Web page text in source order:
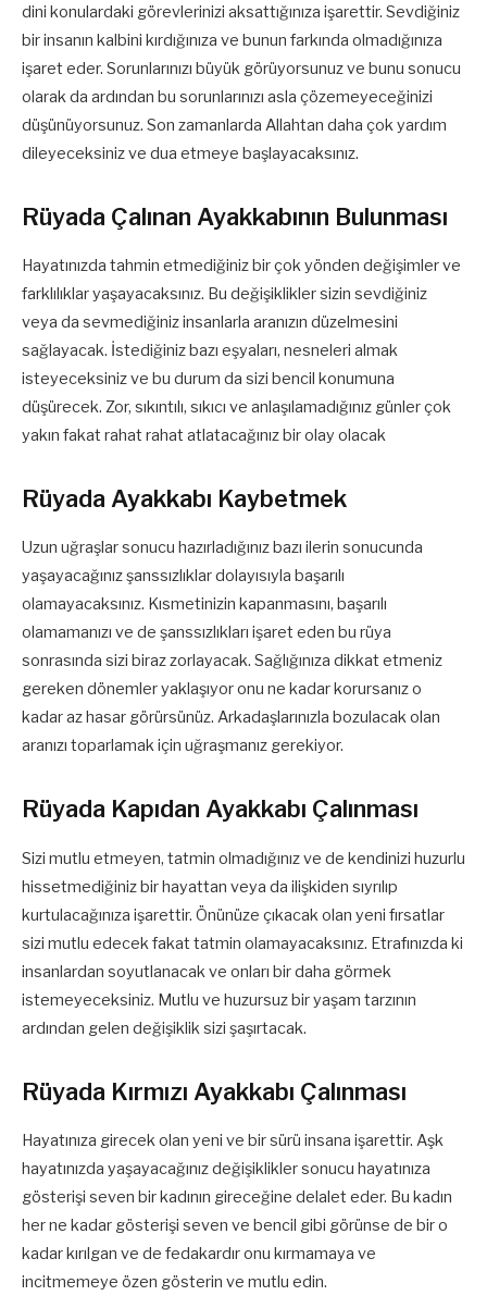
dini konulardaki görevlerinizi aksattığınıza işarettir. Sevdiğiniz
bir insanın kalbini kırdığınıza ve bunun farkında olmadığınıza
işaret eder. Sorunlarınızı büyük görüyorsunuz ve bunu sonucu
olarak da ardından bu sorunlarınızı asla çözemeyeceğinizi
düşünüyorsunuz. Son zamanlarda Allahtan daha çok yardım
dileyeceksiniz ve dua etmeye başlayacaksınız.
Rüyada Çalınan Ayakkabının Bulunması
Hayatınızda tahmin etmediğiniz bir çok yönden değişimler ve
farklılıklar yaşayacaksınız. Bu değişiklikler sizin sevdiğiniz
veya da sevmediğiniz insanlarla aranızın düzelmesini
sağlayacak. İstediğiniz bazı eşyaları, nesneleri almak
isteyeceksiniz ve bu durum da sizi bencil konumuna
düşürecek. Zor, sıkıntılı, sıkıcı ve anlaşılamadığınız günler çok
yakın fakat rahat rahat atlatacağınız bir olay olacak
Rüyada Ayakkabı Kaybetmek
Uzun uğraşlar sonucu hazırladığınız bazı ilerin sonucunda
yaşayacağınız şanssızlıklar dolayısıyla başarılı
olamayacaksınız. Kısmetinizin kapanmasını, başarılı
olamamanızı ve de şanssızlıkları işaret eden bu rüya
sonrasında sizi biraz zorlayacak. Sağlığınıza dikkat etmeniz
gereken dönemler yaklaşıyor onu ne kadar korursanız o
kadar az hasar görürsünüz. Arkadaşlarınızla bozulacak olan
aranızı toparlamak için uğraşmanız gerekiyor.
Rüyada Kapıdan Ayakkabı Çalınması
Sizi mutlu etmeyen, tatmin olmadığınız ve de kendinizi huzurlu
hissetmediğiniz bir hayattan veya da ilişkiden sıyrılıp
kurtulacağınıza işarettir. Önünüze çıkacak olan yeni fırsatlar
sizi mutlu edecek fakat tatmin olamayacaksınız. Etrafınızda ki
insanlardan soyutlanacak ve onları bir daha görmek
istemeyeceksiniz. Mutlu ve huzursuz bir yaşam tarzının
ardından gelen değişiklik sizi şaşırtacak.
Rüyada Kırmızı Ayakkabı Çalınması
Hayatınıza girecek olan yeni ve bir sürü insana işarettir. Aşk
hayatınızda yaşayacağınız değişiklikler sonucu hayatınıza
gösterişi seven bir kadının gireceğine delalet eder. Bu kadın
her ne kadar gösterişi seven ve bencil gibi görünse de bir o
kadar kırılgan ve de fedakardır onu kırmamaya ve
incitmemeye özen gösterin ve mutlu edin.